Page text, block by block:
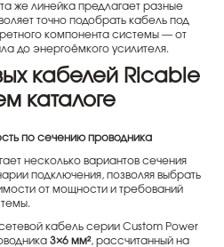
же линейка предлагает разные
точно подобрать кабель под
компонента системы — от
до энергоёмкого усилителя.
кабелей Ricable
каталоге
по сечению проводника
несколько вариантов сечения
подключения, позволяя выбрать
от мощности и требований
кабель серии Custom Power
3×6 мм², рассчитанный на